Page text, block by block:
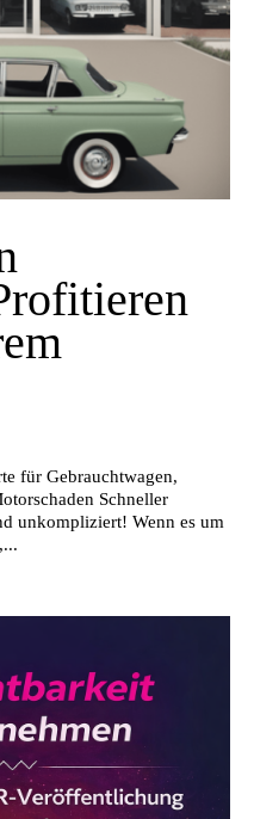
für Gebrauchtwagen,
Schneller
unkompliziert! Wenn es um